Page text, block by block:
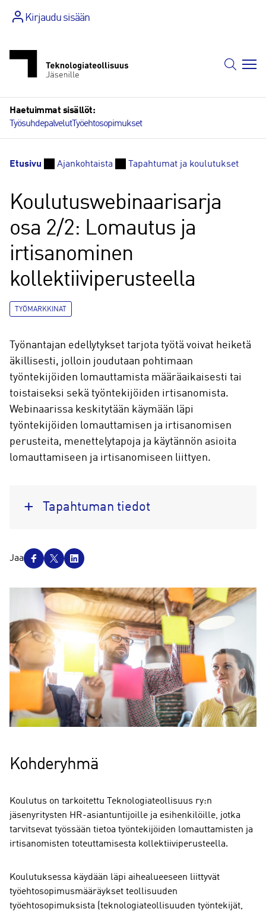
sisältöönKirjaudu sisään
Haetuimmat sisällöt:
TyösuhdepalvelutTyöehtosopimukset
Etusivu Ajankohtaista Tapahtumat ja koulutukset
Koulutuswebinaarisarja
osa 2/2: Lomautus ja
irtisanominen
kollektiiviperusteella
TYÖMARKKINAT
Työnantajan edellytykset tarjota työtä voivat heiketä
äkillisesti, jolloin joudutaan pohtimaan
työntekijöiden lomauttamista määräaikaisesti tai
toistaiseksi sekä työntekijöiden irtisanomista.
Webinaarissa keskitytään käymään läpi
työntekijöiden lomauttamisen ja irtisanomisen
perusteita, menettelytapoja ja käytännön asioita
lomauttamiseen ja irtisanomiseen liittyen.
Tapahtuman tiedot
J
Jaa
Kohderyhmä
Koulutus on tarkoitettu Teknologiateollisuus ry:n
jäsenyritysten HR-asiantuntijoille ja esihenkilöille, jotka
tarvitsevat työssään tietoa työntekijöiden lomauttamisten ja
irtisanomisten toteuttamisesta kollektiiviperusteella.
Koulutuksessa käydään läpi aihealueeseen liittyvät
työehtosopimusmääräykset teollisuuden
työehtosopimuksista (teknologiateollisuuden työntekijät,